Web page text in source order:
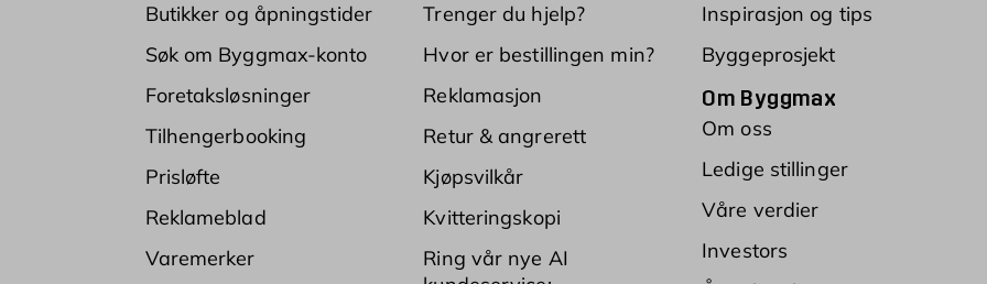
Butikker og åpningstider
Søk om Byggmax-konto
Foretaksløsninger
Tilhengerbooking
Prisløfte
Reklameblad
Varemerker
Trenger du hjelp?
Hvor er bestillingen min?
Reklamasjon
Retur & angrerett
Kjøpsvilkår
Kvitteringskopi
Ring vår nye AI
Inspirasjon og tips
Byggeprosjekt
Om Byggmax
Om oss
Ledige stillinger
Våre verdier
Investors